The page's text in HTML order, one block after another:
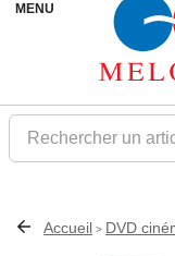
MENU
Rechercher un
Accueil > DVD